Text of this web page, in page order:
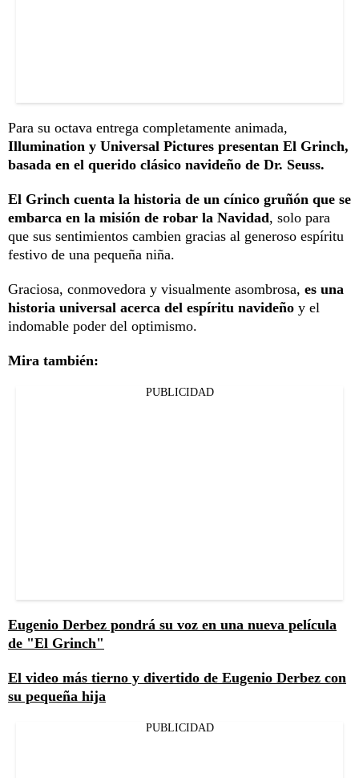
Para su octava entrega completamente animada,
Illumination y Universal Pictures presentan El Grinch,
basada en el querido clásico navideño de Dr. Seuss.
El Grinch cuenta la historia de un cínico gruñón que se
embarca en la misión de robar la Navidad, solo para
que sus sentimientos cambien gracias al generoso espíritu
festivo de una pequeña niña.
Graciosa, conmovedora y visualmente asombrosa, es una
historia universal acerca del espíritu navideño y el
indomable poder del optimismo.
Mira también:
PUBLICIDAD
Eugenio Derbez pondrá su voz en una nueva película
de "El Grinch"
El video más tierno y divertido de Eugenio Derbez con
su pequeña hija
PUBLICIDAD